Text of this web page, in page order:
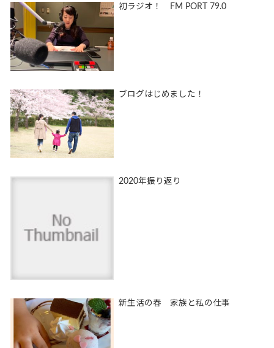
初ラジオ！ FM PORT 79.0
ブログはじめました！
2020年振り返り
新生活の春 家族と私の仕事